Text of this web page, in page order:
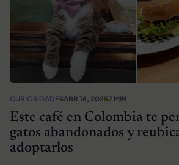
CURIOSIDADESABR 16, 20252 MIN
Este café en Colombia te
gatos abandonados y
adoptarlos